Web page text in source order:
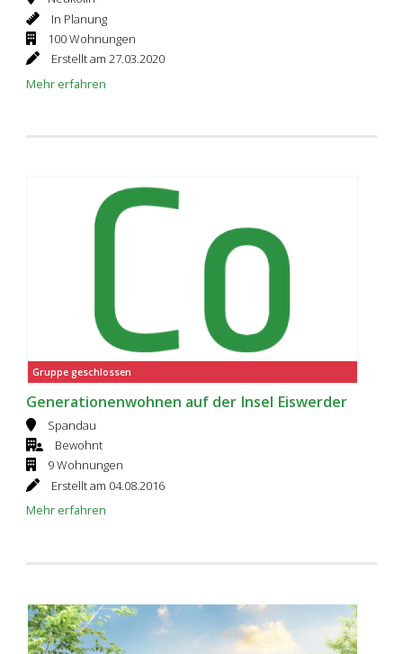
In Planung
100 Wohnungen
Erstellt am 27.03.2020
Mehr erfahren
Gruppe geschlossen
Generationenwohnen auf der Insel Eiswerder
Spandau
Bewohnt
9 Wohnungen
Erstellt am 04.08.2016
Mehr erfahren